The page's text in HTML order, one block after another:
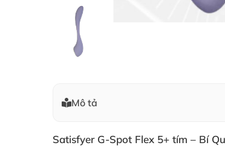
Mô tả
Satisfyer G-Spot Flex 5+ tím – Bí